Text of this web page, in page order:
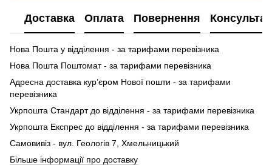
Доставка Оплата Повернення
Нова Пошта у відділення - за тарифами перевізника
Нова Пошта Поштомат - за тарифами перевізника
Адресна доставка кур’єром Нової пошти - за тарифами
перевізника
Укрпошта Стандарт до відділення - за тарифами перевізника
Укрпошта Експрес до відділення - за тарифами перевізника
Самовивіз - вул. Геологів 7, Хмельницький
Більше інформації про доставку